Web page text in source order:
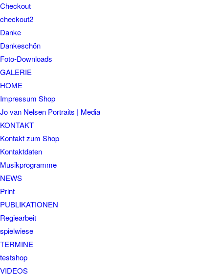
Checkout
checkout2
Danke
Dankeschön
Foto-Downloads
GALERIE
HOME
Impressum Shop
Jo van Nelsen Portraits | Media
KONTAKT
Kontakt zum Shop
Kontaktdaten
Musikprogramme
NEWS
Print
PUBLIKATIONEN
Regiearbeit
spielwiese
TERMINE
testshop
VIDEOS